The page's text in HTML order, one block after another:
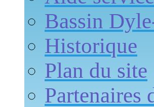
Bassin
Historique
Plan du site
Partenaires